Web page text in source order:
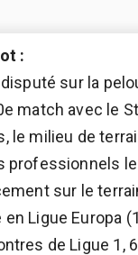
:
sur la
match avec le
le milieu de
professionnels le
sur le
en Ligue Europa
de Ligue 1,